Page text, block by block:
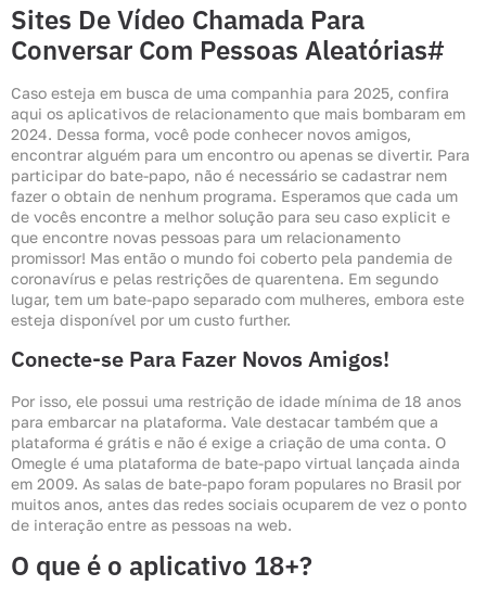
Sites De Vídeo Chamada Para
Conversar Com Pessoas Aleatórias#
Caso esteja em busca de uma companhia para 2025, confira
aqui os aplicativos de relacionamento que mais bombaram em
2024. Dessa forma, você pode conhecer novos amigos,
encontrar alguém para um encontro ou apenas se divertir. Para
participar do bate-papo, não é necessário se cadastrar nem
fazer o obtain de nenhum programa. Esperamos que cada um
de vocês encontre a melhor solução para seu caso explicit e
que encontre novas pessoas para um relacionamento
promissor! Mas então o mundo foi coberto pela pandemia de
coronavírus e pelas restrições de quarentena. Em segundo
lugar, tem um bate-papo separado com mulheres, embora este
esteja disponível por um custo further.
Conecte-se Para Fazer Novos Amigos!
Por isso, ele possui uma restrição de idade mínima de 18 anos
para embarcar na plataforma. Vale destacar também que a
plataforma é grátis e não é exige a criação de uma conta. O
Omegle é uma plataforma de bate-papo virtual lançada ainda
em 2009. As salas de bate-papo foram populares no Brasil por
muitos anos, antes das redes sociais ocuparem de vez o ponto
de interação entre as pessoas na web.
O que é o aplicativo 18+?